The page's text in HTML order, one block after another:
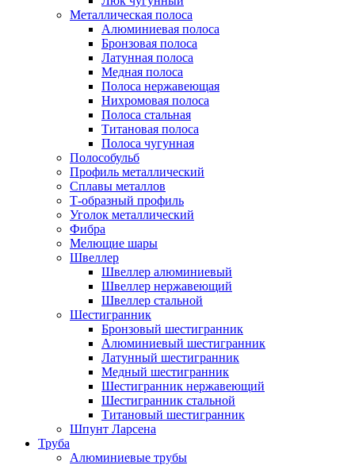
Металлическая полоса
Алюминиевая полоса
Бронзовая полоса
Латунная полоса
Медная полоса
Полоса нержавеющая
Нихромовая полоса
Полоса стальная
Титановая полоса
Полоса чугунная
Полособульб
Профиль металлический
Сплавы металлов
Т-образный профиль
Уголок металлический
Фибра
Мелющие шары
Швеллер
Швеллер алюминиевый
Швеллер нержавеющий
Швеллер стальной
Шестигранник
Бронзовый шестигранник
Алюминиевый шестигранник
Латунный шестигранник
Медный шестигранник
Шестигранник нержавеющий
Шестигранник стальной
Титановый шестигранник
Шпунт Ларсена
Труба
Алюминиевые трубы